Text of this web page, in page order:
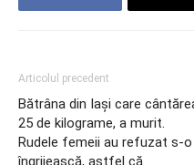
Articolul precedent
Bătrâna din Iași care
25 de kilograme, a murit.
Rudele femeii au refuzat s-o
îngrijească, astfel că